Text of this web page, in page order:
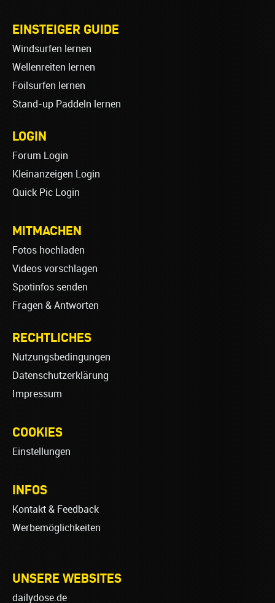
EINSTEIGER GUIDE
Windsurfen lernen
Wellenreiten lernen
Foilsurfen lernen
Stand-up Paddeln lernen
LOGIN
Forum Login
Kleinanzeigen Login
Quick Pic Login
MITMACHEN
Fotos hochladen
Videos vorschlagen
Spotinfos senden
Fragen & Antworten
RECHTLICHES
Nutzungsbedingungen
Datenschutzerklärung
Impressum
COOKIES
Einstellungen
INFOS
Kontakt & Feedback
Werbemöglichkeiten
UNSERE WEBSITES
dailydose.de